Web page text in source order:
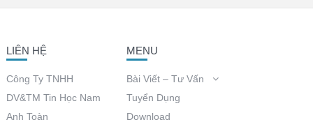
LIÊN HỆ
Công Ty TNHH
DV&TM Tin Học Nam
Anh Toàn
MENU
Bài Viết – Tư Vấn
Tuyển Dụng
Download